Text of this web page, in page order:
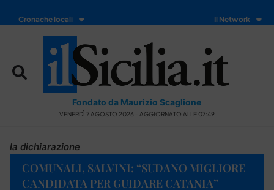
Cronache locali Il Network
Fondato da Maurizio Scaglione
VENERDÌ 7 AGOSTO 2026 - AGGIORNATO ALLE 07:49
la dichiarazione
COMUNALI, SALVINI: “SUDANO MIGLIORE
CANDIDATA PER GUIDARE CATANIA”